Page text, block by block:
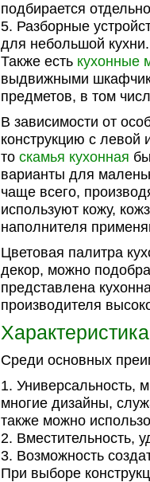
подбирается
Разборные
для небольшой кухни.
Также есть кухонные
выдвижными
предметов, в том
В зависимости от
конструкцию с левой
то скамья кухонная
варианты для
чаще всего,
используют кожу,
наполнителя
Цветовая палитра
декор, можно
представлена
производителя
Среди основных
Универсальность,
многие дизайны,
также можно
Вместительность,
Возможность
При выборе